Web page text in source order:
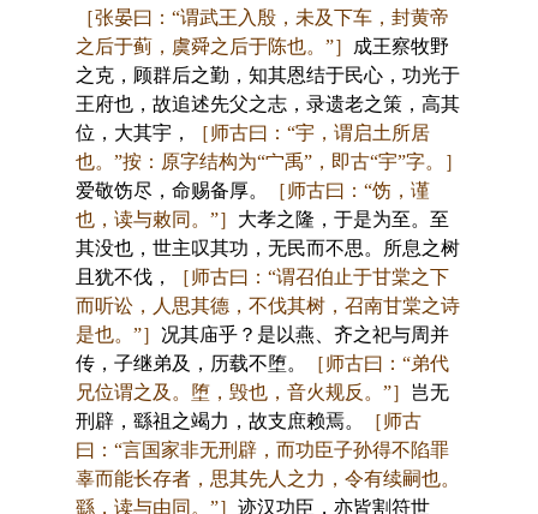
［张晏曰：“谓武王入殷，未及下车，封黄帝
之后于蓟，虞舜之后于陈也。”］
成王察牧野
之克，顾群后之勤，知其恩结于民心，功光于
王府也，故追述先父之志，录遗老之策，高其
位，大其宇，
［师古曰：“宇，谓启土所居
也。”按：原字结构为“宀禹”，即古“宇”字。］
爱敬饬尽，命赐备厚。
［师古曰：“饬，谨
也，读与敕同。”］ 大孝之隆，于是为至。至
其没也，世主叹其功，无民而不思。所息之树
且犹不伐，
［师古曰：“谓召伯止于甘棠之下
而听讼，人思其德，不伐其树，召南甘棠之诗
是也。”］ 况其庙乎？是以燕、齐之祀与周并
传，子继弟及，历载不堕。
［师古曰：“弟代
兄位谓之及。堕，毁也，音火规反。”］ 岂无
刑辟，繇祖之竭力，故支庶赖焉。
［师古
曰：“言国家非无刑辟，而功臣子孙得不陷罪
辜而能长存者，思其先人之力，令有续嗣也。
繇，读与由同。”］ 迹汉功臣，亦皆割符世